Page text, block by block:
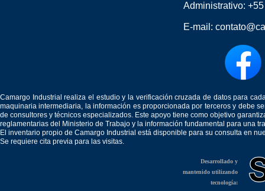
Administrativo:
E-mail:
Camargo Industrial realiza el estudio y la verificación cruzada de datos para
maquinaria intermediaria, la información es proporcionada por terceros y debe
de consultores y técnicos especializados. Este apoyo tiene como objetivo
reglamentarias del Ministerio de Trabajo y la información fundamental para una
El inventario propio de Camargo Industrial está disponible para su consulta en
Se requiere cita previa para las visitas.
Desarrollado y
mantenido utilizando
tecnología: